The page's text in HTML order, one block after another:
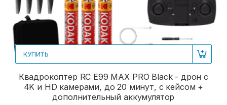
КУПИТЬ
Квадрокоптер RC E99 MAX PRO Black - дрон с
4K и HD камерами, до 20 минут, с кейсом +
дополнительный аккумулятор